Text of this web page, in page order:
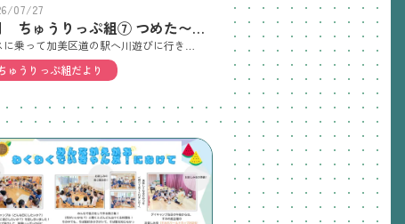
07/27
7月 ちゅうりっぷ組⑦ つめた〜い！川遊びたのしかった！
ゅうりっぷ組だより